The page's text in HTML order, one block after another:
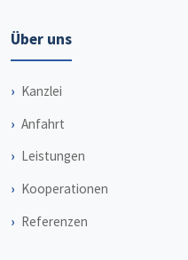
Über uns
Kanzlei
Anfahrt
Leistungen
Kooperationen
Referenzen